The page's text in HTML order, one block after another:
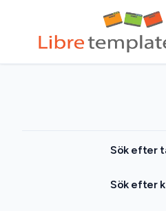
Sök efter
Sök efter